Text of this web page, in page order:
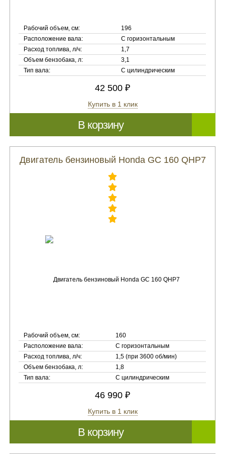
Рабочий объем, см:
196
Расположение вала:
С горизонтальным
Расход топлива, л/ч:
1,7
Объем бензобака, л:
3,1
Тип вала:
С цилиндрическим
42 500 ₽
Купить в 1 клик
В корзину
Двигатель бензиновый Honda GC 160 QHP7
Рабочий объем, см:
160
Расположение вала:
С горизонтальным
Расход топлива, л/ч:
1,5 (при 3600 об/мин)
Объем бензобака, л:
1,8
Тип вала:
С цилиндрическим
46 990 ₽
Купить в 1 клик
В корзину